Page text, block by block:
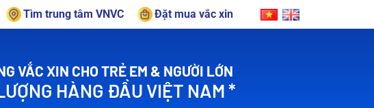
Tìm trung tâm VNVC Đặt mua vắc xin
VẮC XIN CHO TRẺ EM & NGƯỜI LỚN
HÀNG ĐẦU VIỆT NAM *